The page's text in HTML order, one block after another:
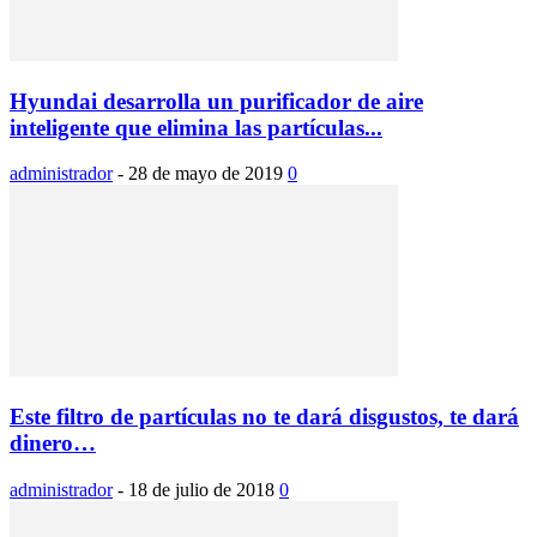
Hyundai desarrolla un purificador de aire
inteligente que elimina las partículas...
administrador - 28 de mayo de 2019 0
Este filtro de partículas no te dará disgustos, te dará
dinero…
administrador - 18 de julio de 2018 0